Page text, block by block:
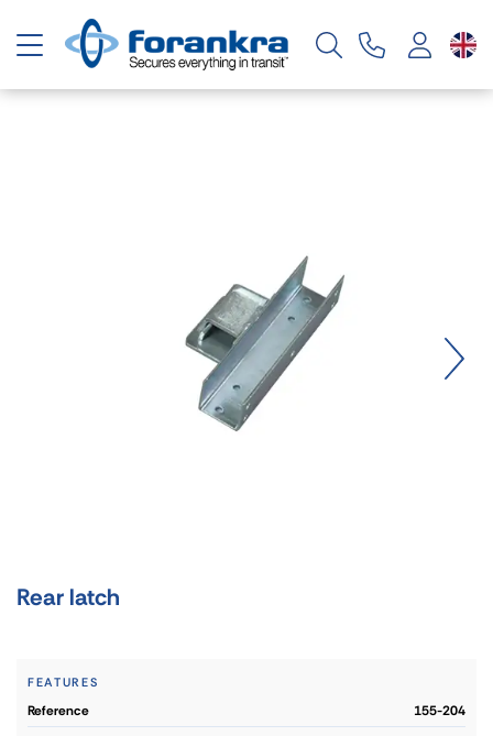
Toggle navigation
Rear latch
FEATURES
reference
155-204